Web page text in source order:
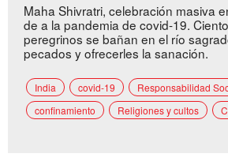
Maha Shivratri, celebración masiva
de a la pandemia de covid-19.
peregrinos se bañan en el río
pecados y ofrecerles la sanación.
India covid-19
Responsabilidad
confinamiento
Religiones y cultos